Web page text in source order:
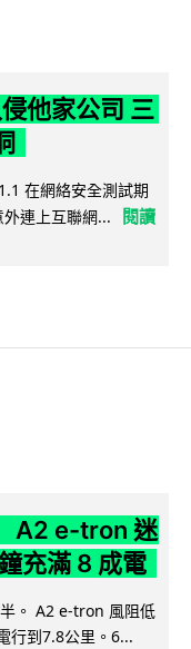
他家公司 三
在網絡安全測試期
連上互聯網...
閱讀
A2 e-tron 迷
充滿 8 成電
。 A2 e-tron 風阻低
行到7.8公里。6...